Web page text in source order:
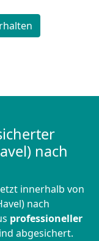
nach
innerhalb von
nach
professioneller
abgesichert.